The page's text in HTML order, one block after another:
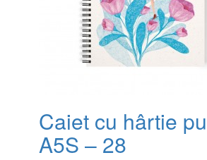
Caiet cu hârtie
A5S – 28